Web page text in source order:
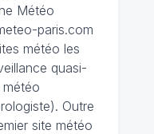
Météo
paris.com
météo les
quasi-
Outre
site météo